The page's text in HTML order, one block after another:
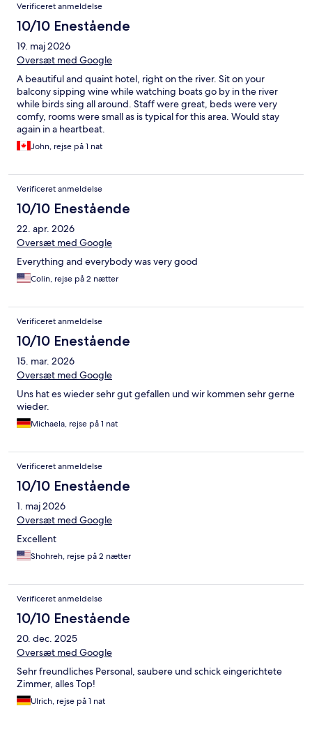
Verificeret anmeldelse
10/10 Enestående
19. maj 2026
Oversæt med Google
A beautiful and quaint hotel, right on the river. Sit on your
balcony sipping wine while watching boats go by in the river
while birds sing all around. Staff were great, beds were very
comfy, rooms were small as is typical for this area. Would stay
again in a heartbeat.
John, rejse på 1 nat
Verificeret anmeldelse
10/10 Enestående
22. apr. 2026
Oversæt med Google
Everything and everybody was very good
Colin, rejse på 2 nætter
Verificeret anmeldelse
10/10 Enestående
15. mar. 2026
Oversæt med Google
Uns hat es wieder sehr gut gefallen und wir kommen sehr gerne
wieder.
Michaela, rejse på 1 nat
Verificeret anmeldelse
10/10 Enestående
1. maj 2026
Oversæt med Google
Excellent
Shohreh, rejse på 2 nætter
Verificeret anmeldelse
10/10 Enestående
20. dec. 2025
Oversæt med Google
Sehr freundliches Personal, saubere und schick eingerichtete
Zimmer, alles Top!
Ulrich, rejse på 1 nat